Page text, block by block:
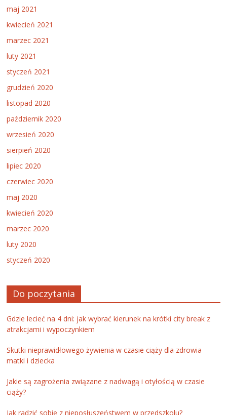
maj 2021
kwiecień 2021
marzec 2021
luty 2021
styczeń 2021
grudzień 2020
listopad 2020
październik 2020
wrzesień 2020
sierpień 2020
lipiec 2020
czerwiec 2020
maj 2020
kwiecień 2020
marzec 2020
luty 2020
styczeń 2020
Do poczytania
Gdzie lecieć na 4 dni: jak wybrać kierunek na krótki city break z
atrakcjami i wypoczynkiem
Skutki nieprawidłowego żywienia w czasie ciąży dla zdrowia
matki i dziecka
Jakie są zagrożenia związane z nadwagą i otyłością w czasie
ciąży?
Jak radzić sobie z nieposłuszeństwem w przedszkolu?